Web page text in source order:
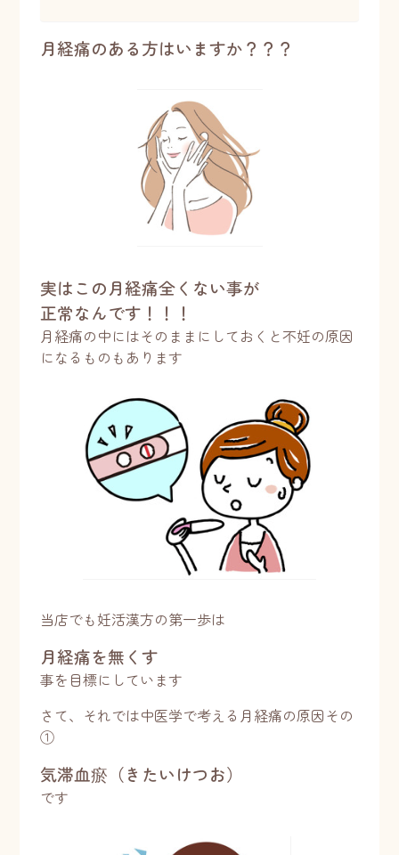
月経痛のある方はいますか？？？
実はこの月経痛全くない事が
正常なんです！！！
月経痛の中にはそのままにしておくと不妊の原因
になるものもあります
当店でも妊活漢方の第一歩は
月経痛を無くす
事を目標にしています
さて、それでは中医学で考える月経痛の原因その
①
気滞血瘀（きたいけつお）
です